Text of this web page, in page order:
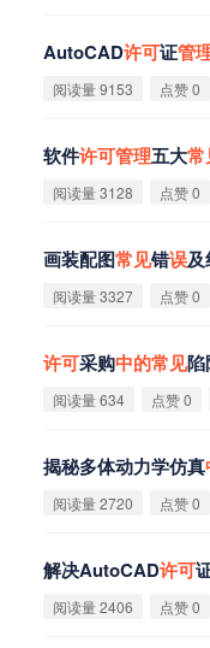
AutoCAD许可证管
阅读量 9153 点赞 0
软件许可管理五大常
阅读量 3128 点赞 0
画装配图常见错误及
阅读量 3327 点赞 0
许可采购中的常见陷
阅读量 634 点赞 0
揭秘多体动力学仿真
阅读量 2720 点赞 0
解决AutoCAD许可
阅读量 2406 点赞 0